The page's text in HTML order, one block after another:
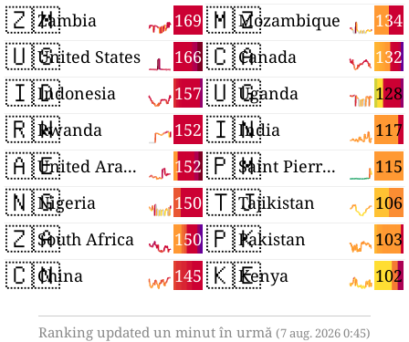
🇿🇲 169
Zambia
🇺🇸 166
United States
🇮🇩 157
Indonesia
🇷🇼 152
Rwanda
🇦🇪 152
United Arab Emirates
🇳🇬 150
Nigeria
🇿🇦 150
South Africa
🇨🇳 145
China
🇲🇿 134
Mozambique
🇨🇦 132
Canada
🇺🇬 128
Uganda
🇮🇳 117
India
🇵🇲 115
Saint Pierre and Miquelon
🇹🇯 106
Tajikistan
🇵🇰 103
Pakistan
🇰🇪 102
Kenya
Ranking updated un minut în urmă (7 aug. 2026 0:45)